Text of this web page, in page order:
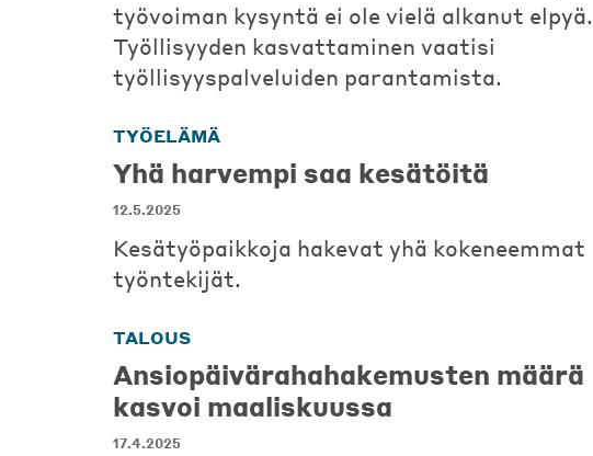
työvoiman kysyntä ei ole vielä alkanut elpyä.
Työllisyyden kasvattaminen vaatisi
työllisyyspalveluiden parantamista.
TYÖELÄMÄ
Yhä harvempi saa kesätöitä
12.5.2025
Kesätyöpaikkoja hakevat yhä kokeneemmat
työntekijät.
TALOUS
Ansiopäivärahahakemusten määrä
kasvoi maaliskuussa
17.4.2025